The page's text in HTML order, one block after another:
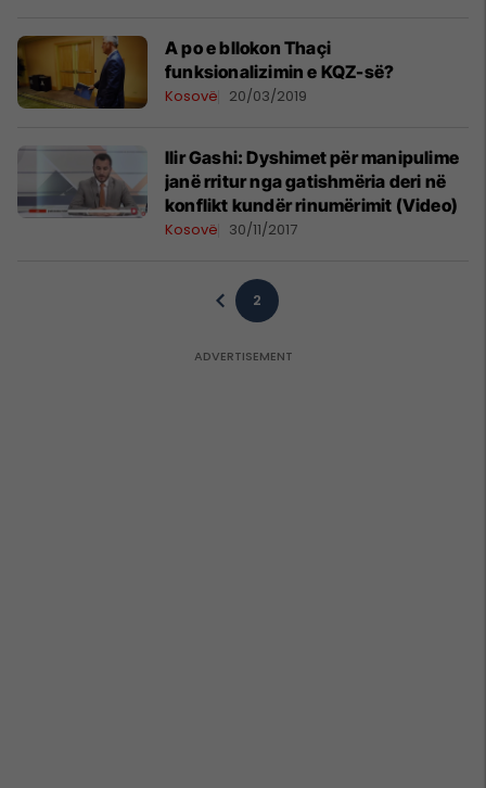
A po e bllokon Thaçi
funksionalizimin e KQZ-së?
Kosovë 20/03/2019
Ilir Gashi: Dyshimet për manipulime
janë rritur nga gatishmëria deri në
konflikt kundër rinumërimit (Video)
Kosovë 30/11/2017
2